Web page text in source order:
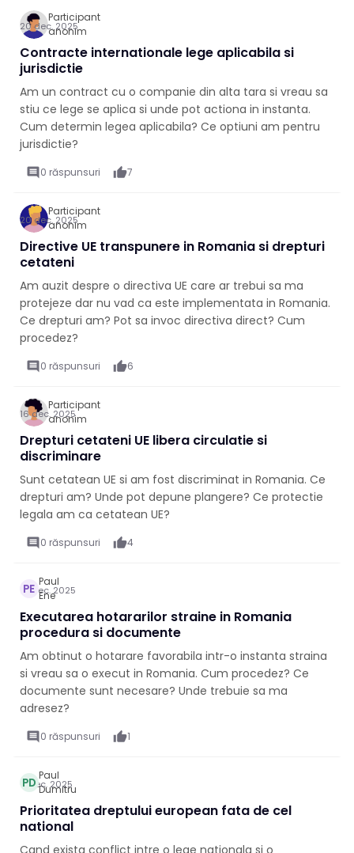
Participant
anonim
20 dec. 2025
Contracte internationale lege aplicabila si
jurisdictie
Am un contract cu o companie din alta tara si vreau sa
stiu ce lege se aplica si unde pot actiona in instanta.
Cum determin legea aplicabila? Ce optiuni am pentru
jurisdictie?
comment 0 răspunsuri thumb_up7
Participant
anonim
20 dec. 2025
Directive UE transpunere in Romania si drepturi
cetateni
Am auzit despre o directiva UE care ar trebui sa ma
protejeze dar nu vad ca este implementata in Romania.
Ce drepturi am? Pot sa invoc directiva direct? Cum
procedez?
comment 0 răspunsuri thumb_up6
Participant
anonim
16 dec. 2025
Drepturi cetateni UE libera circulatie si
discriminare
Sunt cetatean UE si am fost discriminat in Romania. Ce
drepturi am? Unde pot depune plangere? Ce protectie
legala am ca cetatean UE?
comment 0 răspunsuri thumb_up4
PE Paul
Ene
16 dec. 2025
Executarea hotararilor straine in Romania
procedura si documente
Am obtinut o hotarare favorabila intr-o instanta straina
si vreau sa o execut in Romania. Cum procedez? Ce
documente sunt necesare? Unde trebuie sa ma
adresez?
comment 0 răspunsuri thumb_up1
PD Paul
Dumitru
6 dec. 2025
Prioritatea dreptului european fata de cel
national
Cand exista conflict intre o lege nationala si o